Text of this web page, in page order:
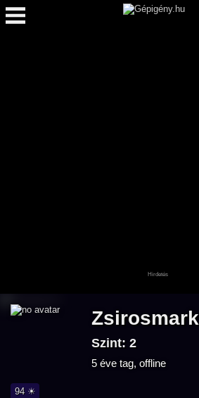
Zsirosmark
Szint: 2
5 éve tag, offline
94 ☀